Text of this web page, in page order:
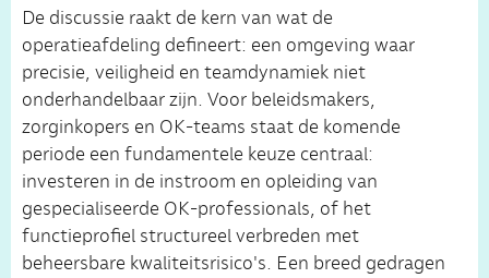
De discussie raakt de kern van wat de
operatieafdeling defineert: een omgeving waar
precisie, veiligheid en teamdynamiek niet
onderhandelbaar zijn. Voor beleidsmakers,
zorginkopers en OK-teams staat de komende
periode een fundamentele keuze centraal:
investeren in de instroom en opleiding van
gespecialiseerde OK-professionals, of het
functieprofiel structureel verbreden met
beheersbare kwaliteitsrisico's. Een breed gedragen